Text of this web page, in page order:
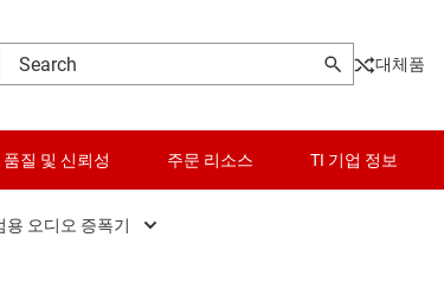
대체품
품질 및 신뢰성 주문 리소스 TI 기업 정보
용 오디오 증폭기